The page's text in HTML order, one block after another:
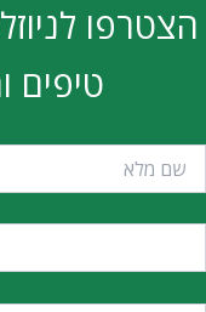
הצטרפו
טיפים